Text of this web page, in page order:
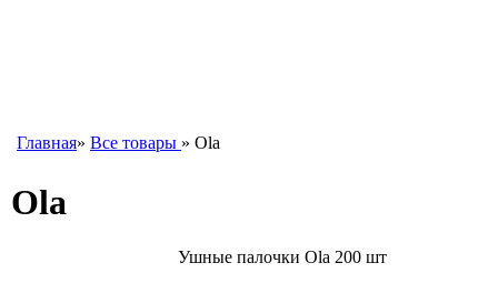
Главная» Все товары » Ola
Ola
Ушные палочки Ola 200 шт